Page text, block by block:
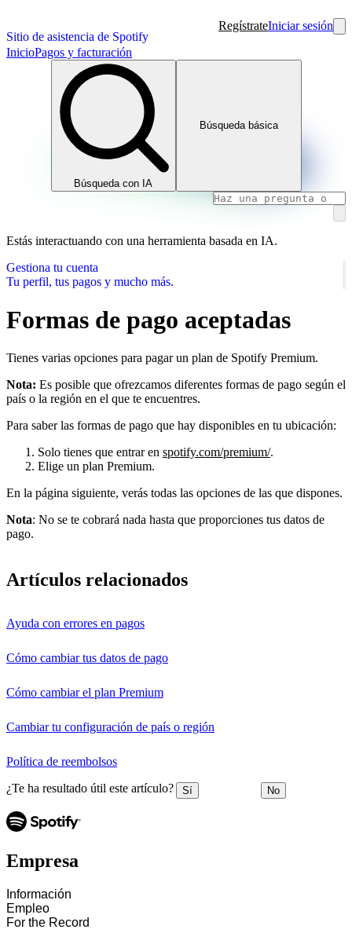
Sitio de asistencia de Spotify
RegístrateIniciar sesión
InicioPagos y facturación
Búsqueda con IA
Búsqueda básica
Estás interactuando con una herramienta basada en IA.
Gestiona tu cuenta
Tu perfil, tus pagos y mucho más.
Formas de pago aceptadas
Tienes varias opciones para pagar un plan de Spotify Premium.
Nota: Es posible que ofrezcamos diferentes formas de pago según el
país o la región en el que te encuentres.
Para saber las formas de pago que hay disponibles en tu ubicación:
Solo tienes que entrar en spotify.com/premium/.
Elige un plan Premium.
En la página siguiente, verás todas las opciones de las que dispones.
Nota: No se te cobrará nada hasta que proporciones tus datos de
pago.
Artículos relacionados
Ayuda con errores en pagos
Cómo cambiar tus datos de pago
Cómo cambiar el plan Premium
Cambiar tu configuración de país o región
Política de reembolsos
¿Te ha resultado útil este artículo? Sí No
Empresa
Información
Empleo
For the Record